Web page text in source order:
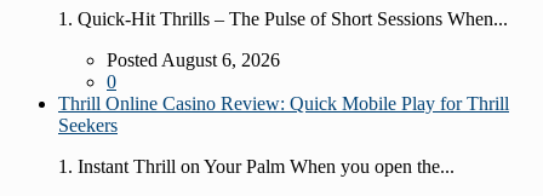
1. Quick‑Hit Thrills – The Pulse of Short Sessions When...
Posted August 6, 2026
0
Thrill Online Casino Review: Quick Mobile Play for Thrill
Seekers
1. Instant Thrill on Your Palm When you open the...